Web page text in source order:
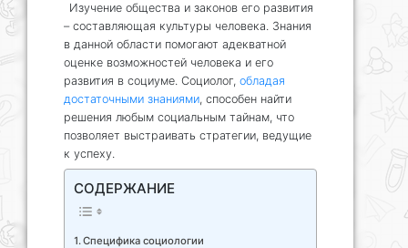
Изучение общества и законов его развития
– составляющая культуры человека. Знания
в данной области помогают адекватной
оценке возможностей человека и его
развития в социуме. Социолог, обладая
достаточными знаниями, способен найти
решения любым социальным тайнам, что
позволяет выстраивать стратегии, ведущие
к успеху.
СОДЕРЖАНИЕ
Специфика социологии